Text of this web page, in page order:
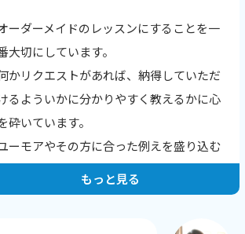
ーダーメイドのレッスンにすることを一
大切にしています。
かリクエストがあれば、納得していただ
るよういかに分かりやすく教えるかに心
砕いています。
ーモアやその方に合った例えを盛り込む
もっと見る